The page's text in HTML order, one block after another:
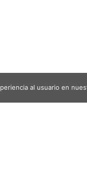
al usuario en